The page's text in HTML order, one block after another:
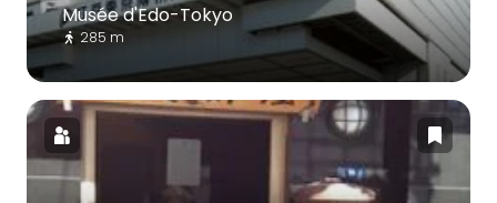
Musée d'Edo-Tokyo
285 m